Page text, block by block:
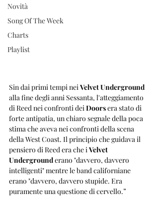
Novità
Song Of The Week
Charts
Playlist
Sin dai primi tempi nei Velvet Underground
alla fine degli anni Sessanta, l'atteggiamento
di Reed nei confronti dei Doors era stato di
forte antipatia, un chiaro segnale della poca
stima che aveva nei confronti della scena
della West Coast. Il principio che guidava il
pensiero di Reed era che i Velvet
Underground erano "davvero, davvero
intelligenti" mentre le band californiane
erano "davvero, davvero stupide. Era
puramente una questione di cervello.”